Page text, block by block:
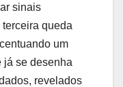
sinais
queda
um
já se desenha
revelados